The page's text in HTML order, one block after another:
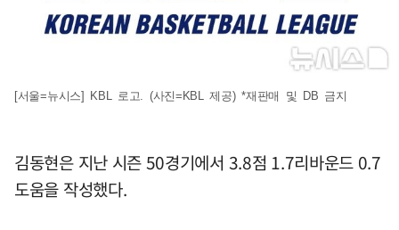
[서울=뉴시스] KBL 로고. (사진=KBL 제공) *재판매 및 DB 금지
김동현은 지난 시즌 50경기에서 3.8점 1.7리바운드 0.7
도움을 작성했다.